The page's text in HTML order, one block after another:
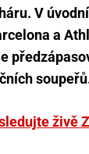
V
a
živě